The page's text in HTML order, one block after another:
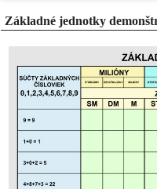
Základné jednotky